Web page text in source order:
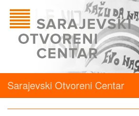
Sarajevski Otvoreni Centar